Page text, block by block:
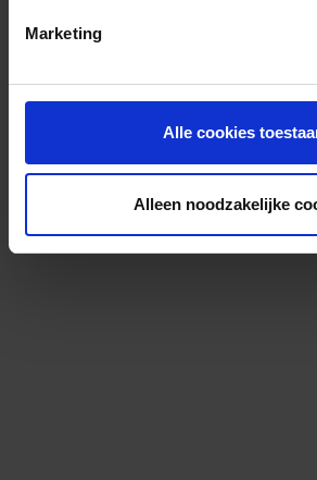
Marketing
Alle cookies
Alleen noodzakelijke